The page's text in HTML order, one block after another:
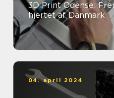
3D Print Odense:
hjertet af Danmark
04. april 2024